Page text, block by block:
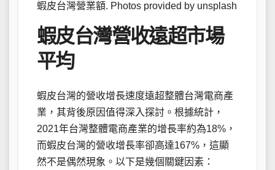
蝦皮台灣營業額. Photos provided by unsplash
蝦皮台灣營收遠超市場
平均
蝦皮台灣的營收增長速度遠超整體台灣電商產
業，其背後原因值得深入探討。根據統計，
2021年台灣整體電商產業的增長率約為18%，
而蝦皮台灣的營收增長率卻高達167%，這顯
然不是偶然現象。以下是幾個關鍵因素：